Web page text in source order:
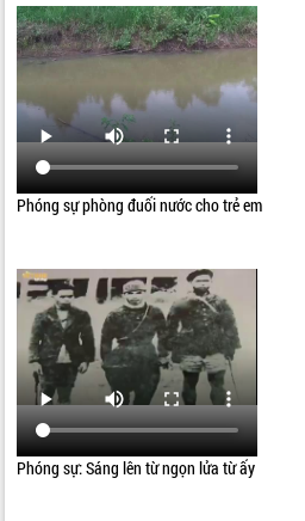
Phóng sự phòng đuối nước cho trẻ em
Phóng sự: Sáng lên từ ngọn lửa từ ấy